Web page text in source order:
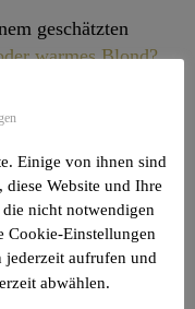
geschätzten
warmes Blond?
mach ich´s mir
und
zu kompliziert
Einige von ihnen sind
diese Website und Ihre
nicht notwendigen
Cookie-Einstellungen
jederzeit aufrufen und
abwählen.